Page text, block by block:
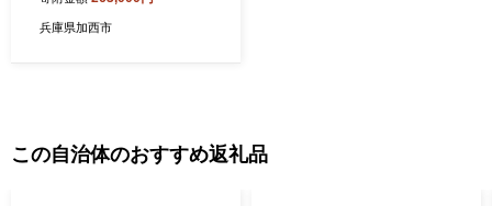
ル 入園祝い 入学祝い 子供用
子供 子供部屋 はしご ハシゴ
兵庫県加西市
この自治体のおすすめ返礼品